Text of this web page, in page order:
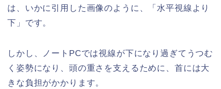
は、いかに引用した画像のように、「水平視線より
下」です。
しかし、ノートPCでは視線が下になり過ぎてうつむ
く姿勢になり、頭の重さを支えるために、首には大
きな負担がかかります。